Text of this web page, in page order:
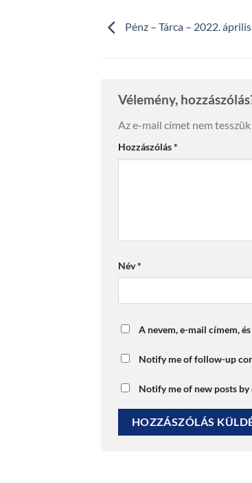
Pénz – Tárca – 2022.
Vélemény,
Az e-mail címet nem tesszük
Hozzászólás*
Név*
A nevem, e-mail címem,
Notify me of follow-up
Notify me of new posts by